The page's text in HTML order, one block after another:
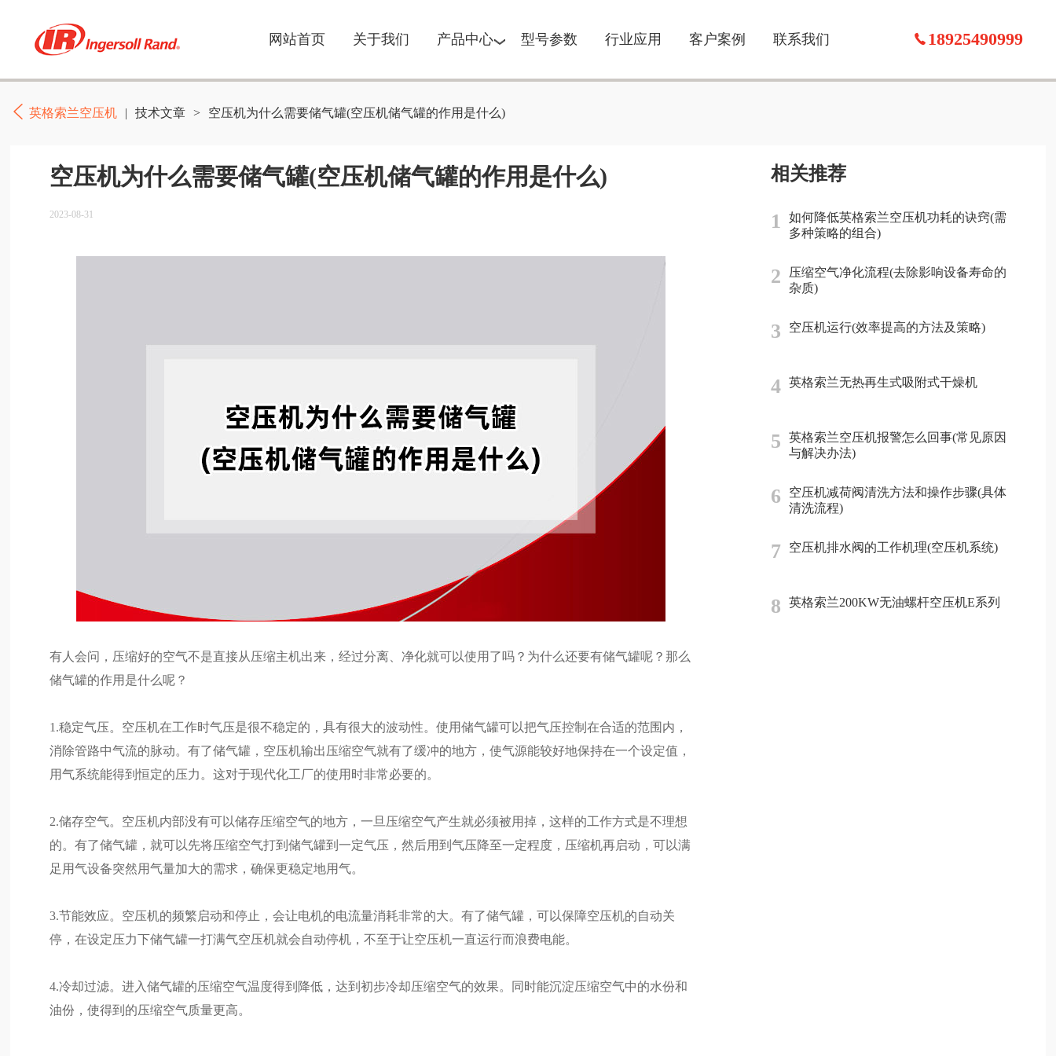
网站首页 关于我们 产品中心 型号参数 行业应用 客户案例 联系我们 18925490999
英格索兰空压机 | 技术文章 > 空压机为什么需要储气罐(空压机储气罐的作用是什么)
空压机为什么需要储气罐(空压机储气罐的作用是什么)
2023-08-31
有人会问，压缩好的空气不是直接从压缩主机出来，经过分离、净化就可以使用了吗？为什么还要有储气罐呢？那么
储气罐的作用是什么呢？
1.稳定气压。空压机在工作时气压是很不稳定的，具有很大的波动性。使用储气罐可以把气压控制在合适的范围内，
消除管路中气流的脉动。有了储气罐，空压机输出压缩空气就有了缓冲的地方，使气源能较好地保持在一个设定值，
用气系统能得到恒定的压力。这对于现代化工厂的使用时非常必要的。
2.储存空气。空压机内部没有可以储存压缩空气的地方，一旦压缩空气产生就必须被用掉，这样的工作方式是不理想
的。有了储气罐，就可以先将压缩空气打到储气罐到一定气压，然后用到气压降至一定程度，压缩机再启动，可以满
足用气设备突然用气量加大的需求，确保更稳定地用气。
3.节能效应。空压机的频繁启动和停止，会让电机的电流量消耗非常的大。有了储气罐，可以保障空压机的自动关
停，在设定压力下储气罐一打满气空压机就会自动停机，不至于让空压机一直运行而浪费电能。
4.冷却过滤。进入储气罐的压缩空气温度得到降低，达到初步冷却压缩空气的效果。同时能沉淀压缩空气中的水份和
油份，使得到的压缩空气质量更高。
相关推荐
1
如何降低英格索兰空压机功耗的诀窍(需
多种策略的组合)
2
压缩空气净化流程(去除影响设备寿命的
杂质)
3 空压机运行(效率提高的方法及策略)
4 英格索兰无热再生式吸附式干燥机
5
英格索兰空压机报警怎么回事(常见原因
与解决办法)
6
空压机减荷阀清洗方法和操作步骤(具体
清洗流程)
7 空压机排水阀的工作机理(空压机系统)
8 英格索兰200KW无油螺杆空压机E系列